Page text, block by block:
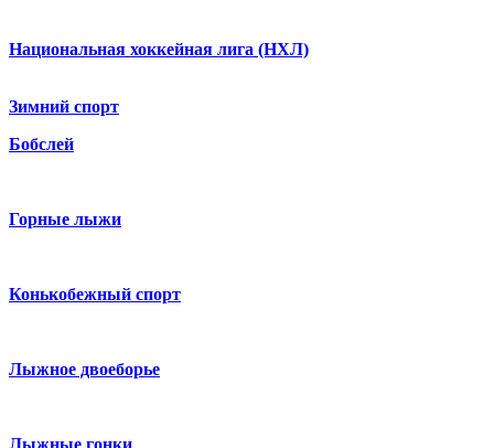
Национальная хоккейная лига (НХЛ)
Зимний спорт
Бобслей
Горные лыжи
Конькобежный спорт
Лыжное двоеборье
Лыжные гонки